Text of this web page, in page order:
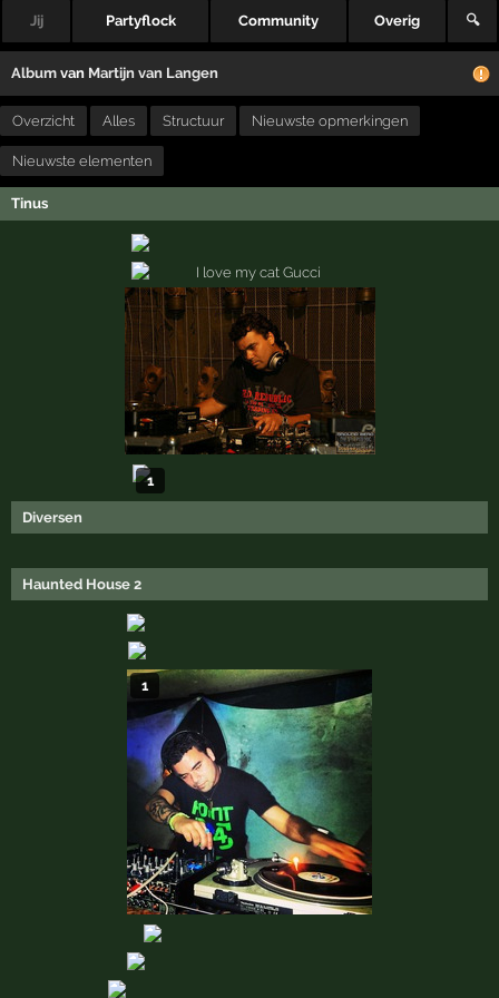
Jij Partyflock Community Overig 🔍
Album van Martijn van Langen
Overzicht Alles Structuur Nieuwste opmerkingen
Nieuwste elementen
Tinus
1
Diversen
Haunted House 2
1